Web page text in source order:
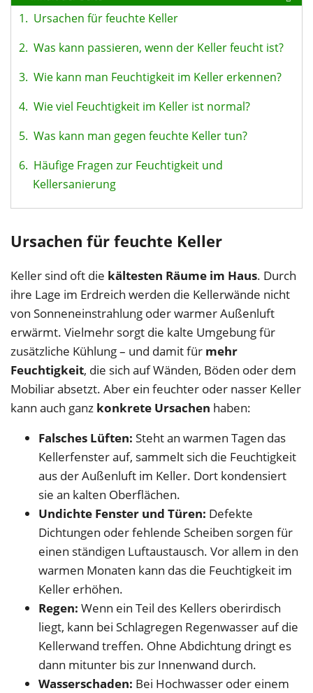
1. Ursachen für feuchte Keller
2. Was kann passieren, wenn der Keller feucht ist?
3. Wie kann man Feuchtigkeit im Keller erkennen?
4. Wie viel Feuchtigkeit im Keller ist normal?
5. Was kann man gegen feuchte Keller tun?
6. Häufige Fragen zur Feuchtigkeit und
Kellersanierung
Ursachen für feuchte Keller
Keller sind oft die kältesten Räume im Haus. Durch
ihre Lage im Erdreich werden die Kellerwände nicht
von Sonneneinstrahlung oder warmer Außenluft
erwärmt. Vielmehr sorgt die kalte Umgebung für
zusätzliche Kühlung – und damit für mehr
Feuchtigkeit, die sich auf Wänden, Böden oder dem
Mobiliar absetzt. Aber ein feuchter oder nasser Keller
kann auch ganz konkrete Ursachen haben:
Falsches Lüften: Steht an warmen Tagen das
Kellerfenster auf, sammelt sich die Feuchtigkeit
aus der Außenluft im Keller. Dort kondensiert
sie an kalten Oberflächen.
Undichte Fenster und Türen: Defekte
Dichtungen oder fehlende Scheiben sorgen für
einen ständigen Luftaustausch. Vor allem in den
warmen Monaten kann das die Feuchtigkeit im
Keller erhöhen.
Regen: Wenn ein Teil des Kellers oberirdisch
liegt, kann bei Schlagregen Regenwasser auf die
Kellerwand treffen. Ohne Abdichtung dringt es
dann mitunter bis zur Innenwand durch.
Wasserschaden: Bei Hochwasser oder einem